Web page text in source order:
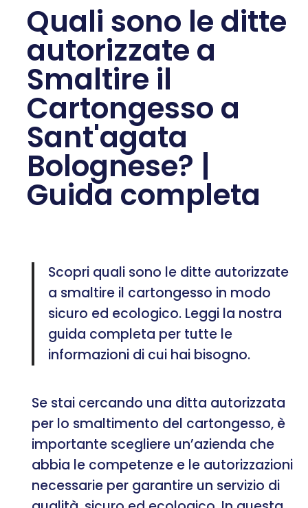
Quali sono le ditte
autorizzate a
Smaltire il
Cartongesso a
Sant'agata
Bolognese? |
Guida completa
Scopri quali sono le ditte autorizzate
a smaltire il cartongesso in modo
sicuro ed ecologico. Leggi la nostra
guida completa per tutte le
informazioni di cui hai bisogno.
Se stai cercando una ditta autorizzata
per lo smaltimento del cartongesso, è
importante scegliere un’azienda che
abbia le competenze e le autorizzazioni
necessarie per garantire un servizio di